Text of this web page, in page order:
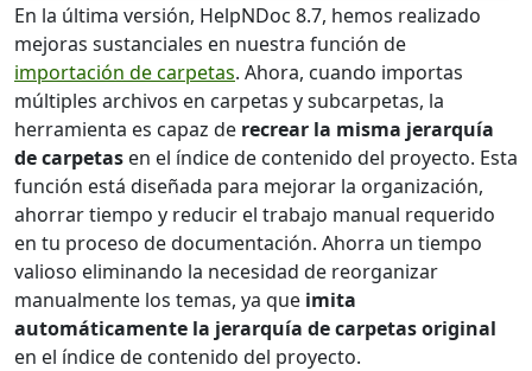
En la última versión, HelpNDoc 8.7, hemos realizado
mejoras sustanciales en nuestra función de
importación de carpetas. Ahora, cuando importas
múltiples archivos en carpetas y subcarpetas, la
herramienta es capaz de recrear la misma jerarquía
de carpetas en el índice de contenido del proyecto. Esta
función está diseñada para mejorar la organización,
ahorrar tiempo y reducir el trabajo manual requerido
en tu proceso de documentación. Ahorra un tiempo
valioso eliminando la necesidad de reorganizar
manualmente los temas, ya que imita
automáticamente la jerarquía de carpetas original
en el índice de contenido del proyecto.